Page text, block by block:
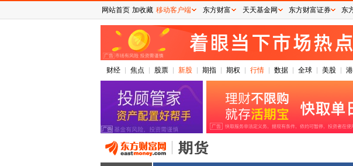
财经 焦点 股票 新股 期指 期权 行情 数据 全球 美股
网站首页 加收藏 移动客户端 东方财富 天天基金网 东方财富证券 东